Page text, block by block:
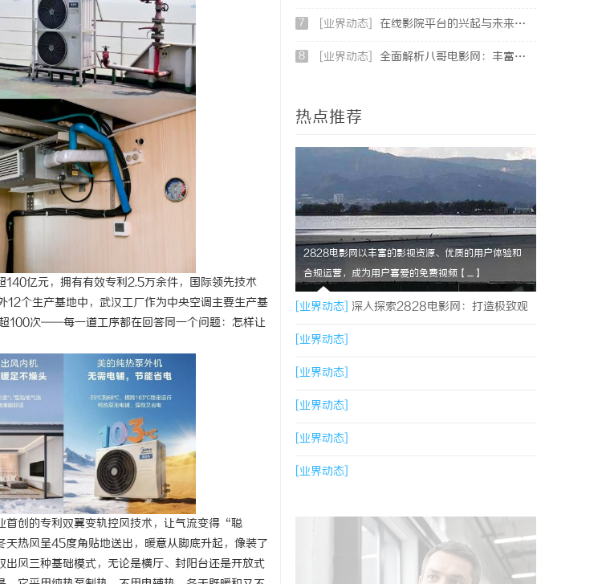
亿元，拥有有效专利2.5万余件，国际领先技术
12个生产基地中，武汉工厂作为中央空调主要生产基
100次——每一道工序都在回答同一个问题：怎样让
首创的专利双翼变轨控风技术，让气流变得“聪
热风呈45度角贴地送出，暖意从脚底升起，像装了
风三种基础模式，无论是横厅、封阳台还是开放式
7 [业界动态] 在线影院平台的兴起与未来发展趋势深度解析
8 [业界动态] 全面解析八哥电影网：丰富影视资源助力观影体验升级
热点推荐
2828电影网以丰富的影视资源、优质的用户体验和
合规运营，成为用户喜爱的免费视频【....】
[业界动态] 深入探索2828电影网：打造极致观
影体验的免费视频平台
[业界动态]
[业界动态]
[业界动态]
[业界动态]
[业界动态]